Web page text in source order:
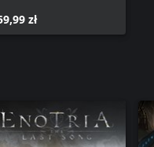
zł